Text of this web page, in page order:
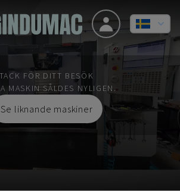
TACK FÖR DITT BESÖK
MASKIN SÅLDES NYLIGEN.
Se liknande maskiner